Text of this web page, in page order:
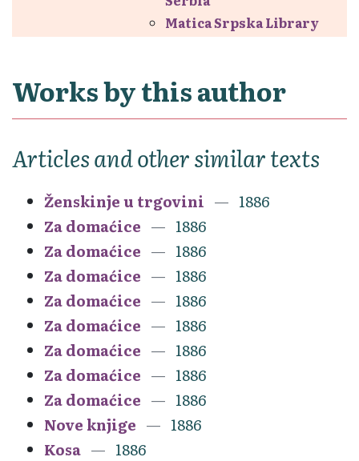
Matica Srpska Library
Works by this author
Articles and other similar texts
Ženskinje u trgovini
1886
Za domaćice
1886
Za domaćice
1886
Za domaćice
1886
Za domaćice
1886
Za domaćice
1886
Za domaćice
1886
Za domaćice
1886
Za domaćice
1886
Nove knjige
1886
Kosa
1886